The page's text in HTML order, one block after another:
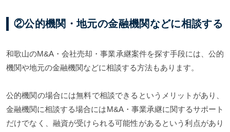
②公的機関・地元の金融機関などに相談する
和歌山のM&A・会社売却・事業承継案件を探す手段には、公的
機関や地元の金融機関などに相談する方法もあります。
公的機関の場合には無料で相談できるというメリットがあり、
金融機関に相談する場合にはM&A・事業承継に関するサポート
だけでなく、融資が受けられる可能性があるという利点があり